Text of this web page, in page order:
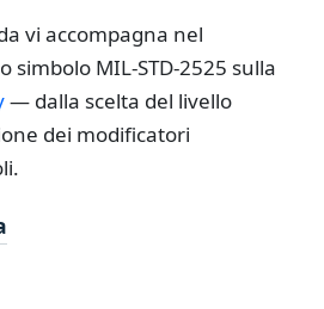
vi accompagna nel
simbolo MIL-STD-2525 sulla
— dalla scelta del livello
dei modificatori